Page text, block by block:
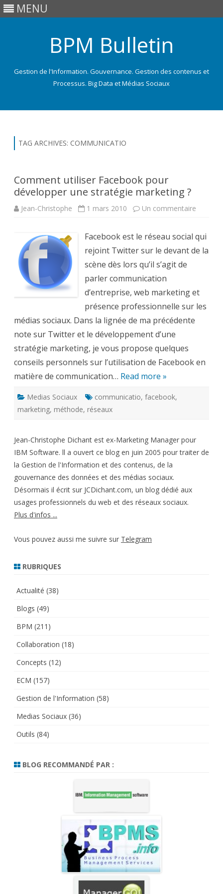
MENU
BPM Bulletin
Gestion de l'Information. Gouvernance. Gestion des contenus et
Processus. Big Data et Médias Sociaux
TAG ARCHIVES: COMMUNICATIO
Comment utiliser Facebook pour
développer une stratégie marketing ?
Jean-Christophe 1 mars 2010 Un commentaire
pour
une
Facebook est le réseau social qui
rejoint Twitter sur le devant de la
scène dès lors qu’il s’agit de
parler communication
d’entreprise, web marketing et
présence professionnelle sur les
médias sociaux. Dans la lignée de ma précédente
note sur Twitter et le développement d’une
stratégie marketing, je vous propose quelques
conseils personnels sur l’utilisation de Facebook en
matière de communication… Read more »
Medias Sociaux communicatio, facebook,
marketing, méthode, réseaux
Jean-Christophe Dichant est ex-Marketing Manager pour
IBM Software. ll a ouvert ce blog en juin 2005 pour traiter de
la Gestion de l'Information et des contenus, de la
gouvernance des données et des médias sociaux.
Désormais il écrit sur JCDichant.com, un blog dédié aux
usages professionnels du web et des réseaux sociaux.
Plus d'infos ...
Vous pouvez aussi me suivre sur Telegram
RUBRIQUES
Actualité (38)
Blogs (49)
BPM (211)
Collaboration (18)
Concepts (12)
ECM (157)
Gestion de l'Information (58)
Medias Sociaux (36)
Outils (84)
BLOG RECOMMANDÉ PAR :